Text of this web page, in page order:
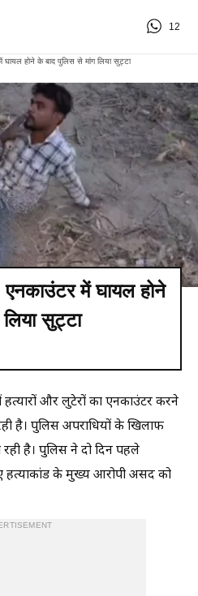
12
घायल होने के बाद पुलिस से मांग लिया सुट्टा
में घायल होने
सुट्टा
हत्यारों और लुटेरों का एनकाउंटर करने
है। पुलिस अपराधियों के खिलाफ
रही है। पुलिस ने दो दिन पहले
हत्याकांड के मुख्य आरोपी असद को